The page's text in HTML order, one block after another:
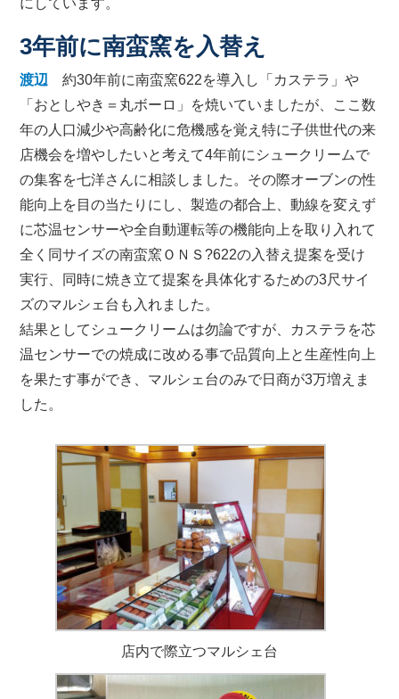
3年前に南蛮窯を入替え
渡辺 約30年前に南蛮窯622を導入し「カステラ」や
「おとしやき＝丸ボーロ」を焼いていましたが、ここ数
年の人口減少や高齢化に危機感を覚え特に子供世代の来
店機会を増やしたいと考えて4年前にシュークリームで
の集客を七洋さんに相談しました。その際オーブンの性
能向上を目の当たりにし、製造の都合上、動線を変えず
に芯温センサーや全自動運転等の機能向上を取り入れて
全く同サイズの南蛮窯ＯＮＳ?622の入替え提案を受け
実行、同時に焼き立て提案を具体化するための3尺サイ
ズのマルシェ台も入れました。
結果としてシュークリームは勿論ですが、カステラを芯
温センサーでの焼成に改める事で品質向上と生産性向上
を果たす事ができ、マルシェ台のみで日商が3万増えま
した。
店内で際立つマルシェ台